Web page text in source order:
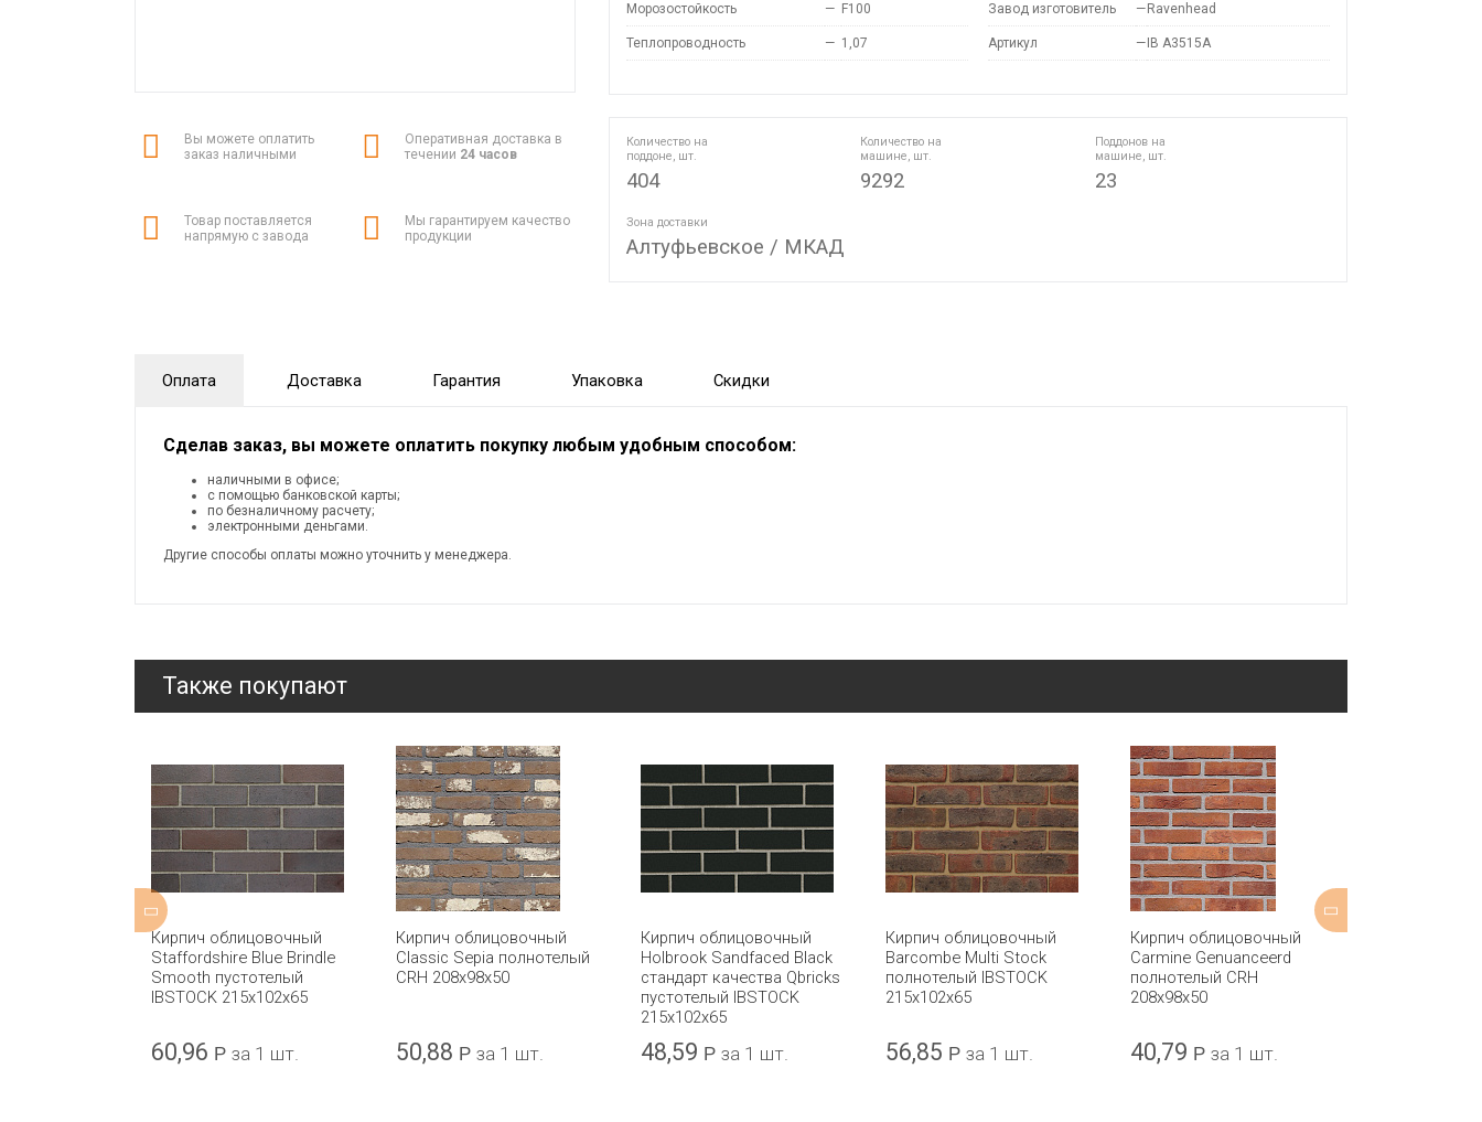
Вы можете оплатить
заказ наличными
Оперативная доставка в
течении 24 часов
Товар поставляется
напрямую с завода
Мы гарантируем качество
продукции
Морозостойкость — F100
Теплопроводность — 1,07
Завод изготовитель — Ravenhead
Артикул — IB A3515A
Количество на
поддоне, шт.
404
Количество на
машине, шт.
9292
Поддонов на
машине, шт.
23
Зона доставки
Алтуфьевское / МКАД
Оплата Доставка Гарантия Упаковка Скидки
Сделав заказ, вы можете оплатить покупку любым удобным способом:
наличными в офисе;
с помощью банковской карты;
по безналичному расчету;
электронными деньгами.
Другие способы оплаты можно уточнить у менеджера.
Также покупают
Кирпич облицовочный
Staffordshire Blue Brindle
Smooth пустотелый
IBSTOCK 215x102x65
60,96 Р за 1 шт.
Кирпич облицовочный
Classic Sepia полнотелый
CRH 208x98x50
50,88 Р за 1 шт.
Кирпич облицовочный
Holbrook Sandfaced Black
стандарт качества Qbricks
пустотелый IBSTOCK
215x102x65
48,59 Р за 1 шт.
Кирпич облицовочный
Barcombe Multi Stock
полнотелый IBSTOCK
215x102x65
56,85 Р за 1 шт.
Кирпич облицовочный
Carmine Genuanceerd
полнотелый CRH
208x98x50
40,79 Р за 1 шт.